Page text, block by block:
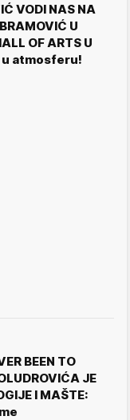
VODI NAS NA
U
OF ARTS U
u atmosferu!
BEEN TO
JE
I MAŠTE: